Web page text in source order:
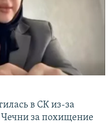
в СК из-за
за похищение